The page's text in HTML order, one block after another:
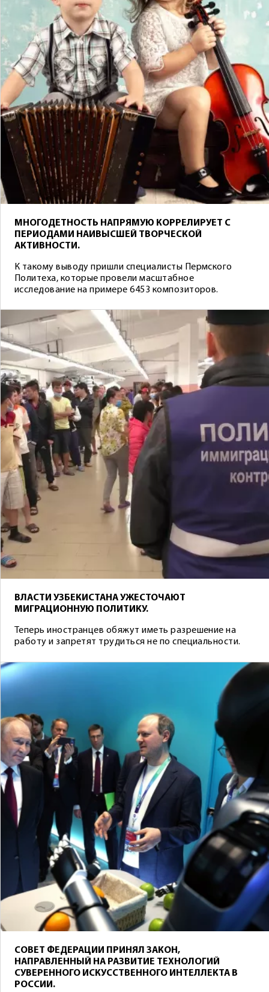
МНОГОДЕТНОСТЬ НАПРЯМУЮ КОРРЕЛИРУЕТ С
ПЕРИОДАМИ НАИВЫСШЕЙ ТВОРЧЕСКОЙ
АКТИВНОСТИ.
К такому выводу пришли специалисты Пермского
Политеха, которые провели масштабное
исследование на примере 6453 композиторов.
ВЛАСТИ УЗБЕКИСТАНА УЖЕСТОЧАЮТ
МИГРАЦИОННУЮ ПОЛИТИКУ.
Теперь иностранцев обяжут иметь разрешение на
работу и запретят трудиться не по специальности.
СОВЕТ ФЕДЕРАЦИИ ПРИНЯЛ ЗАКОН,
НАПРАВЛЕННЫЙ НА РАЗВИТИЕ ТЕХНОЛОГИЙ
СУВЕРЕННОГО ИСКУССТВЕННОГО ИНТЕЛЛЕКТА В
РОССИИ.